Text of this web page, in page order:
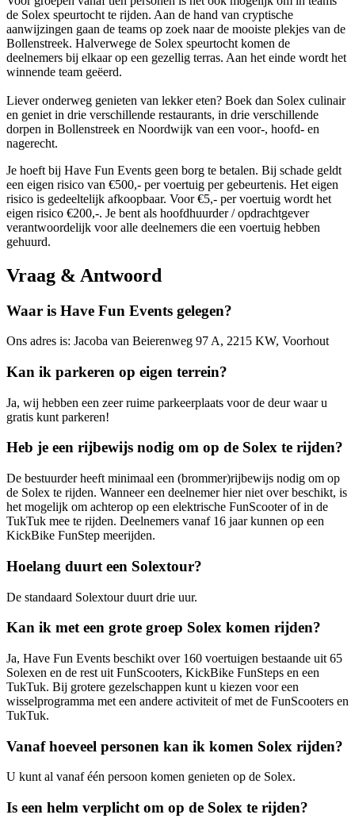
de Solex speurtocht te rijden. Aan de hand van cryptische
aanwijzingen gaan de teams op zoek naar de mooiste plekjes van de
Bollenstreek. Halverwege de Solex speurtocht komen de
deelnemers bij elkaar op een gezellig terras. Aan het einde wordt het
winnende team geëerd.
Liever onderweg genieten van lekker eten? Boek dan Solex culinair
en geniet in drie verschillende restaurants, in drie verschillende
dorpen in Bollenstreek en Noordwijk van een voor-, hoofd- en
nagerecht.
Je hoeft bij Have Fun Events geen borg te betalen. Bij schade geldt
een eigen risico van €500,- per voertuig per gebeurtenis. Het eigen
risico is gedeeltelijk afkoopbaar. Voor €5,- per voertuig wordt het
eigen risico €200,-. Je bent als hoofdhuurder / opdrachtgever
verantwoordelijk voor alle deelnemers die een voertuig hebben
gehuurd.
Vraag & Antwoord
Waar is Have Fun Events gelegen?
Ons adres is: Jacoba van Beierenweg 97 A, 2215 KW, Voorhout
Kan ik parkeren op eigen terrein?
Ja, wij hebben een zeer ruime parkeerplaats voor de deur waar u
gratis kunt parkeren!
Heb je een rijbewijs nodig om op de Solex te rijden?
De bestuurder heeft minimaal een (brommer)rijbewijs nodig om op
de Solex te rijden. Wanneer een deelnemer hier niet over beschikt, is
het mogelijk om achterop op een elektrische FunScooter of in de
TukTuk mee te rijden. Deelnemers vanaf 16 jaar kunnen op een
KickBike FunStep meerijden.
Hoelang duurt een Solextour?
De standaard Solextour duurt drie uur.
Kan ik met een grote groep Solex komen rijden?
Ja, Have Fun Events beschikt over 160 voertuigen bestaande uit 65
Solexen en de rest uit FunScooters, KickBike FunSteps en een
TukTuk. Bij grotere gezelschappen kunt u kiezen voor een
wisselprogramma met een andere activiteit of met de FunScooters en
TukTuk.
Vanaf hoeveel personen kan ik komen Solex rijden?
U kunt al vanaf één persoon komen genieten op de Solex.
Is een helm verplicht om op de Solex te rijden?